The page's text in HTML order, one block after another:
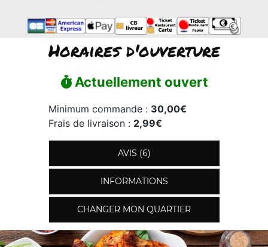
Horaires d'ouverture
Actuellement ouvert
Minimum commande : 30,00€
Frais de livraison : 2,99€
AVIS (6)
INFORMATIONS
CHANGER MON QUARTIER